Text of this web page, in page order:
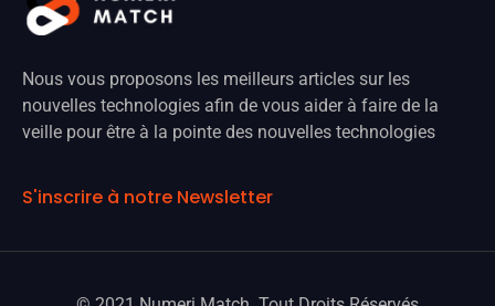
Nous vous proposons les meilleurs articles sur les
nouvelles technologies afin de vous aider à faire de la
veille pour être à la pointe des nouvelles technologies
S'inscrire à notre Newsletter